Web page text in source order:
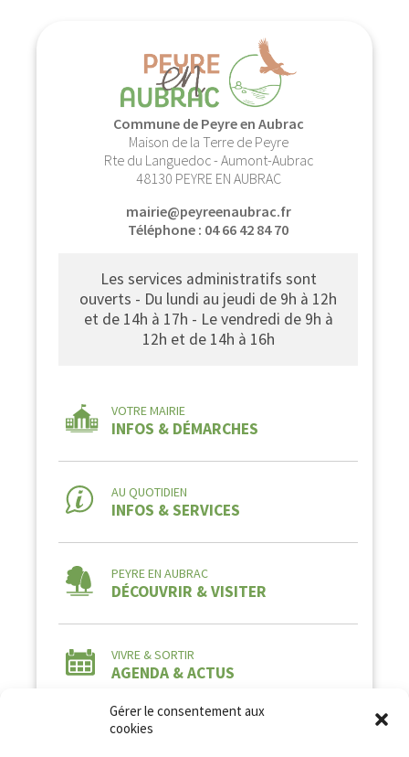
Gérer le consentement aux
cookies
Les services administratifs sont
ouverts - Du lundi au jeudi de 9h à 12h
et de 14h à 17h - Le vendredi de 9h à
12h et de 14h à 16h
Commune de Peyre en Aubrac
Maison de la Terre de Peyre
Rte du Languedoc - Aumont-Aubrac
48130 PEYRE EN AUBRAC
mairie@peyreenaubrac.fr
Téléphone : 04 66 42 84 70
VOTRE MAIRIE
INFOS & DÉMARCHES
AU QUOTIDIEN
INFOS & SERVICES
PEYRE EN AUBRAC
DÉCOUVRIR & VISITER
VIVRE & SORTIR
AGENDA & ACTUS